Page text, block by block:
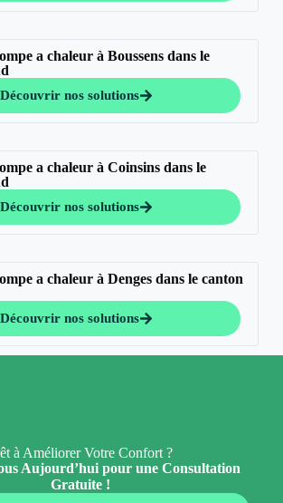
a chaleur à Boussens dans le
Découvrir nos solutions
a chaleur à Coinsins dans le
Découvrir nos solutions
a chaleur à Denges dans le canton
Découvrir nos solutions
à Améliorer Votre Confort ?
Aujourd’hui pour une Consultation
Gratuite !